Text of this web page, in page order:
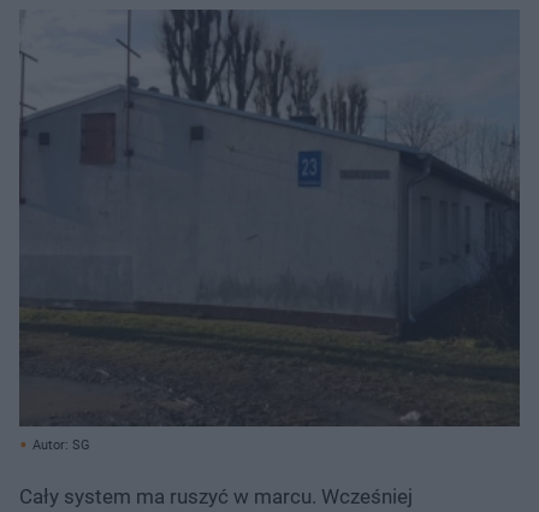
Autor: SG
Cały system ma ruszyć w marcu. Wcześniej